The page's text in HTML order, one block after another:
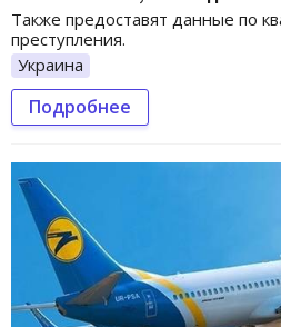
Также предоставят данные по
преступления.
Украина
Подробнее